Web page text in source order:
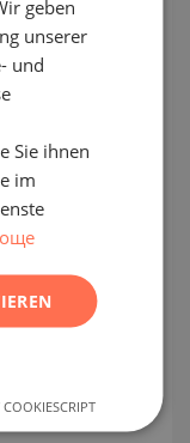
for sale in
GERMAN
FRENCH
ROMANIAN
geben
unserer
und
Sie ihnen
im